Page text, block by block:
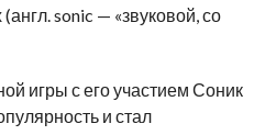
sonic — «звуковой, со
игры с его участием Соник
и стал